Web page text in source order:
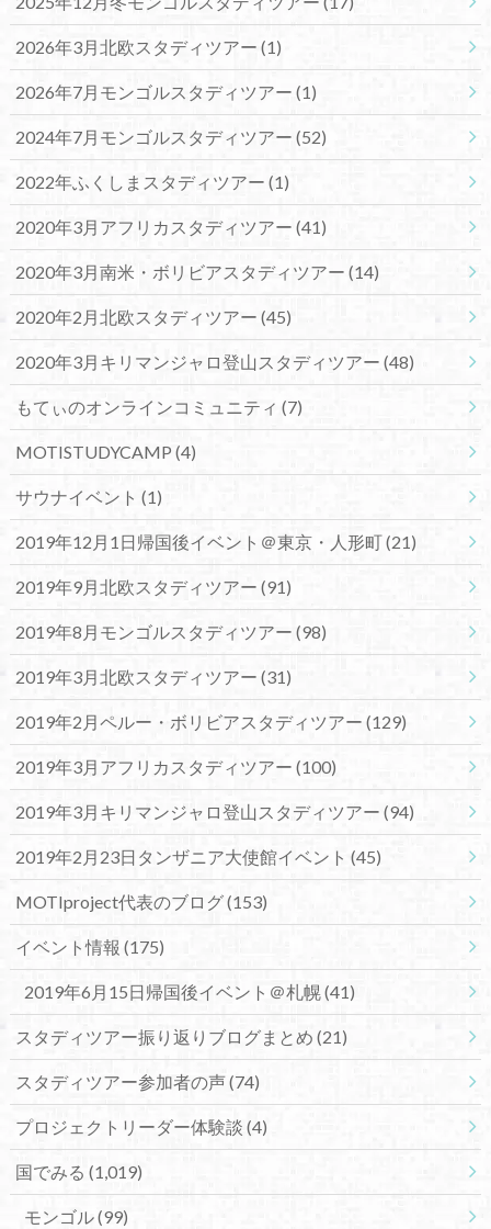
2026年3月北欧スタディツアー (1)
2026年7月モンゴルスタディツアー (1)
2024年7月モンゴルスタディツアー (52)
2022年ふくしまスタディツアー (1)
2020年3月アフリカスタディツアー (41)
2020年3月南米・ボリビアスタディツアー (14)
2020年2月北欧スタディツアー (45)
2020年3月キリマンジャロ登山スタディツアー (48)
もてぃのオンラインコミュニティ (7)
MOTISTUDYCAMP (4)
サウナイベント (1)
2019年12月1日帰国後イベント＠東京・人形町(21)
2019年9月北欧スタディツアー (91)
2019年8月モンゴルスタディツアー (98)
2019年3月北欧スタディツアー (31)
2019年2月ペルー・ボリビアスタディツアー (129)
2019年3月アフリカスタディツアー (100)
2019年3月キリマンジャロ登山スタディツアー (94)
2019年2月23日タンザニア大使館イベント (45)
MOTIproject代表のブログ(153)
イベント情報 (175)
2019年6月15日帰国後イベント＠札幌(41)
スタディツアー振り返りブログまとめ (21)
スタディツアー参加者の声(74)
プロジェクトリーダー体験談 (4)
国でみる (1,019)
モンゴル(99)